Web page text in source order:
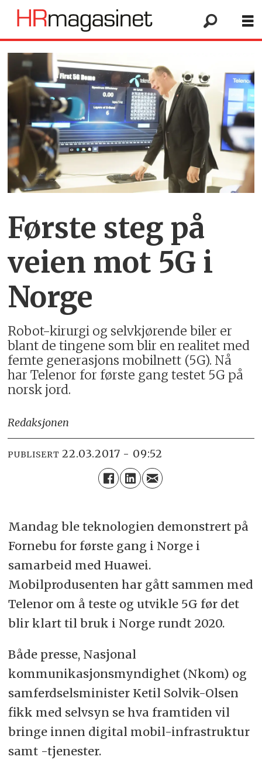
Første steg på
veien mot 5G i
Norge
Robot-kirurgi og selvkjørende biler er
blant de tingene som blir en realitet med
femte generasjons mobilnett (5G). Nå
har Telenor for første gang testet 5G på
norsk jord.
Redaksjonen
PUBLISERT 22.03.2017 - 09:52
Mandag ble teknologien demonstrert på
Fornebu for første gang i Norge i
samarbeid med Huawei.
Mobilprodusenten har gått sammen med
Telenor om å teste og utvikle 5G før det
blir klart til bruk i Norge rundt 2020.
Både presse, Nasjonal
kommunikasjonsmyndighet (Nkom) og
samferdselsminister Ketil Solvik-Olsen
fikk med selvsyn se hva framtiden vil
bringe innen digital mobil-infrastruktur
samt -tjenester.